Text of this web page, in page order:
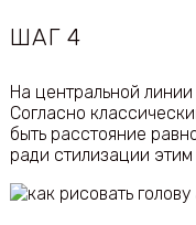
ШАГ 4
На центральной
Согласно
быть расстояние
ради стилизации